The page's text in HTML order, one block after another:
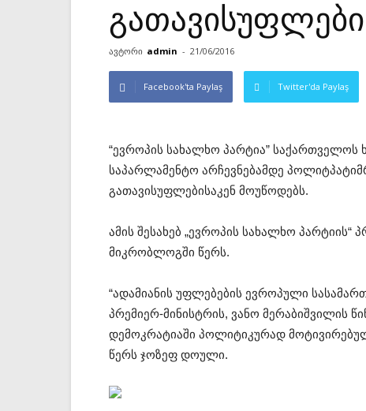
ავტორი admin - 21/06/2016
Facebook'ta Paylaş Twitter'da Paylaş
“ევროპის სახალხო პარტია”
საპარლამენტო არჩევნებამდე
გათავისუფლებისაკენ მოუწოდებს.
ამის შესახებ „ევროპის სახალხო
მიკრობლოგში წერს.
“ადამიანის უფლებების ევროპული
პრემიერ-მინისტრის, ვანო მერაბიშვილის
დემოკრატიაში პოლიტიკურად
წერს ჯოზეფ დოული.